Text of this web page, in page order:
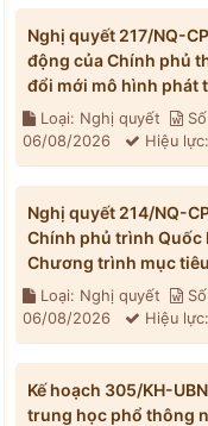
Nghị quyết 217/NQ-
động của Chính phủ
đổi mới mô hình phát
Loại: Nghị quyết
06/08/2026
Hiệu lực:
Nghị quyết 214/NQ-
Chính phủ trình Quốc
Chương trình mục
Loại: Nghị quyết
06/08/2026
Hiệu lực:
Kế hoạch 305/KH-
trung học phổ thông